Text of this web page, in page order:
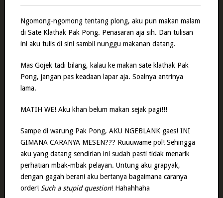
Ngomong-ngomong tentang plong, aku pun makan malam
di Sate Klathak Pak Pong. Penasaran aja sih. Dan tulisan
ini aku tulis di sini sambil nunggu makanan datang.
Mas Gojek tadi bilang, kalau ke makan sate klathak Pak
Pong, jangan pas keadaan lapar aja. Soalnya antrinya
lama.
MATIH WE! Aku khan belum makan sejak pagi!!!
Sampe di warung Pak Pong, AKU NGEBLANK gaes! INI
GIMANA CARANYA MESEN??? Ruuuwame pol! Sehingga
aku yang datang sendirian ini sudah pasti tidak menarik
perhatian mbak-mbak pelayan. Untung aku grapyak,
dengan gagah berani aku bertanya bagaimana caranya
order! Such a stupid question! Hahahhaha